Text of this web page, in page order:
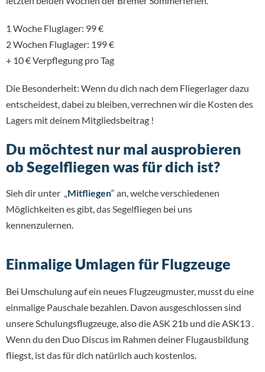
1 Woche Fluglager: 99 €
2 Wochen Fluglager: 199 €
+ 10 € Verpflegung pro Tag
Die Besonderheit: Wenn du dich nach dem Fliegerlager dazu
entscheidest, dabei zu bleiben, verrechnen wir die Kosten des
Lagers mit deinem Mitgliedsbeitrag !
Du möchtest nur mal ausprobieren
ob Segelfliegen was für dich ist?
Sieh dir unter „Mitfliegen“ an, welche verschiedenen
Möglichkeiten es gibt, das Segelfliegen bei uns
kennenzulernen.
Einmalige Umlagen für Flugzeuge
Bei Umschulung auf ein neues Flugzeugmuster, musst du eine
einmalige Pauschale bezahlen. Davon ausgeschlossen sind
unsere Schulungsflugzeuge, also die ASK 21b und die ASK13 .
Wenn du den Duo Discus im Rahmen deiner Flugausbildung
fliegst, ist das für dich natürlich auch kostenlos.